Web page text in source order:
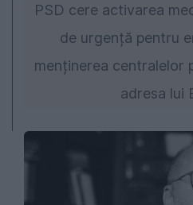
PSD cere activarea
de urgență pentru
menținerea centralelor
adresa lui